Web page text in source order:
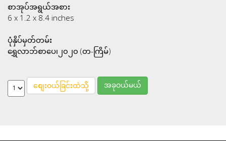
စာအုပ်အရွယ်အစား
6 x 1.2 x 8.4 inches
ပုံနှိပ်မှတ်တမ်း
ရွှေလာဘ်စာပေ၊၂၀၂၀ (တ-ကြိမ်)
စျေးဝယ်ခြင်းထဲသို့ အခုဝယ်မယ်